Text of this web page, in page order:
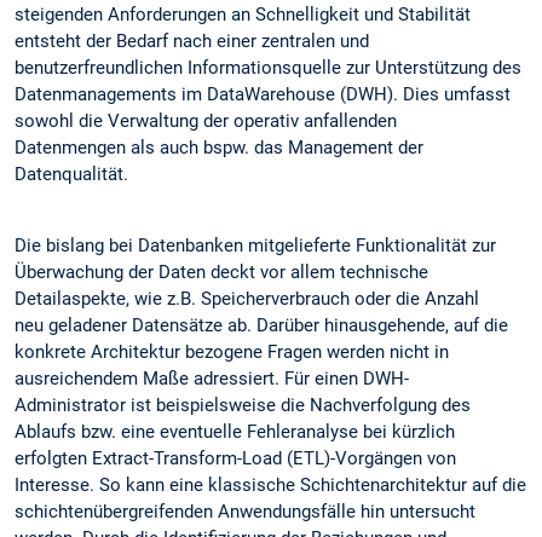
steigenden Anforderungen an Schnelligkeit und Stabilität
entsteht der Bedarf nach einer zentralen und
benutzerfreundlichen Informationsquelle zur Unterstützung des
Datenmanagements im DataWarehouse (DWH). Dies umfasst
sowohl die Verwaltung der operativ anfallenden
Datenmengen als auch bspw. das Management der
Datenqualität.
Die bislang bei Datenbanken mitgelieferte Funktionalität zur
Überwachung der Daten deckt vor allem technische
Detailaspekte, wie z.B. Speicherverbrauch oder die Anzahl
neu geladener Datensätze ab. Darüber hinausgehende, auf die
konkrete Architektur bezogene Fragen werden nicht in
ausreichendem Maße adressiert. Für einen DWH-
Administrator ist beispielsweise die Nachverfolgung des
Ablaufs bzw. eine eventuelle Fehleranalyse bei kürzlich
erfolgten Extract-Transform-Load (ETL)-Vorgängen von
Interesse. So kann eine klassische Schichtenarchitektur auf die
schichtenübergreifenden Anwendungsfälle hin untersucht